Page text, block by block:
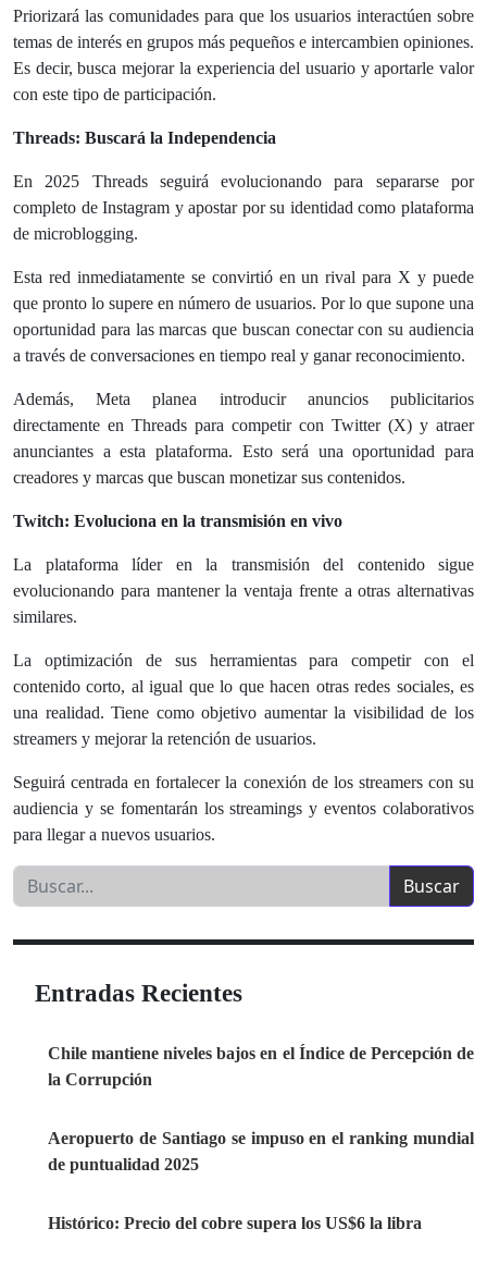
Priorizará las comunidades para que los usuarios interactúen sobre
temas de interés en grupos más pequeños e intercambien opiniones.
Es decir, busca mejorar la experiencia del usuario y aportarle valor
con este tipo de participación.
Threads: Buscará la Independencia
En 2025 Threads seguirá evolucionando para separarse por
completo de Instagram y apostar por su identidad como plataforma
de microblogging.
Esta red inmediatamente se convirtió en un rival para X y puede
que pronto lo supere en número de usuarios. Por lo que supone una
oportunidad para las marcas que buscan conectar con su audiencia
a través de conversaciones en tiempo real y ganar reconocimiento.
Además, Meta planea introducir anuncios publicitarios
directamente en Threads para competir con Twitter (X) y atraer
anunciantes a esta plataforma. Esto será una oportunidad para
creadores y marcas que buscan monetizar sus contenidos.
Twitch: Evoluciona en la transmisión en vivo
La plataforma líder en la transmisión del contenido sigue
evolucionando para mantener la ventaja frente a otras alternativas
similares.
La optimización de sus herramientas para competir con el
contenido corto, al igual que lo que hacen otras redes sociales, es
una realidad. Tiene como objetivo aumentar la visibilidad de los
streamers y mejorar la retención de usuarios.
Seguirá centrada en fortalecer la conexión de los streamers con su
audiencia y se fomentarán los streamings y eventos colaborativos
para llegar a nuevos usuarios.
Entradas Recientes
Chile mantiene niveles bajos en el Índice de Percepción de
la Corrupción
Aeropuerto de Santiago se impuso en el ranking mundial
de puntualidad 2025
Histórico: Precio del cobre supera los US$6 la libra